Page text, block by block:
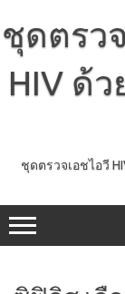
content
ชุดตรว
HIV ด้
ชุดตรวจเอชไอวี